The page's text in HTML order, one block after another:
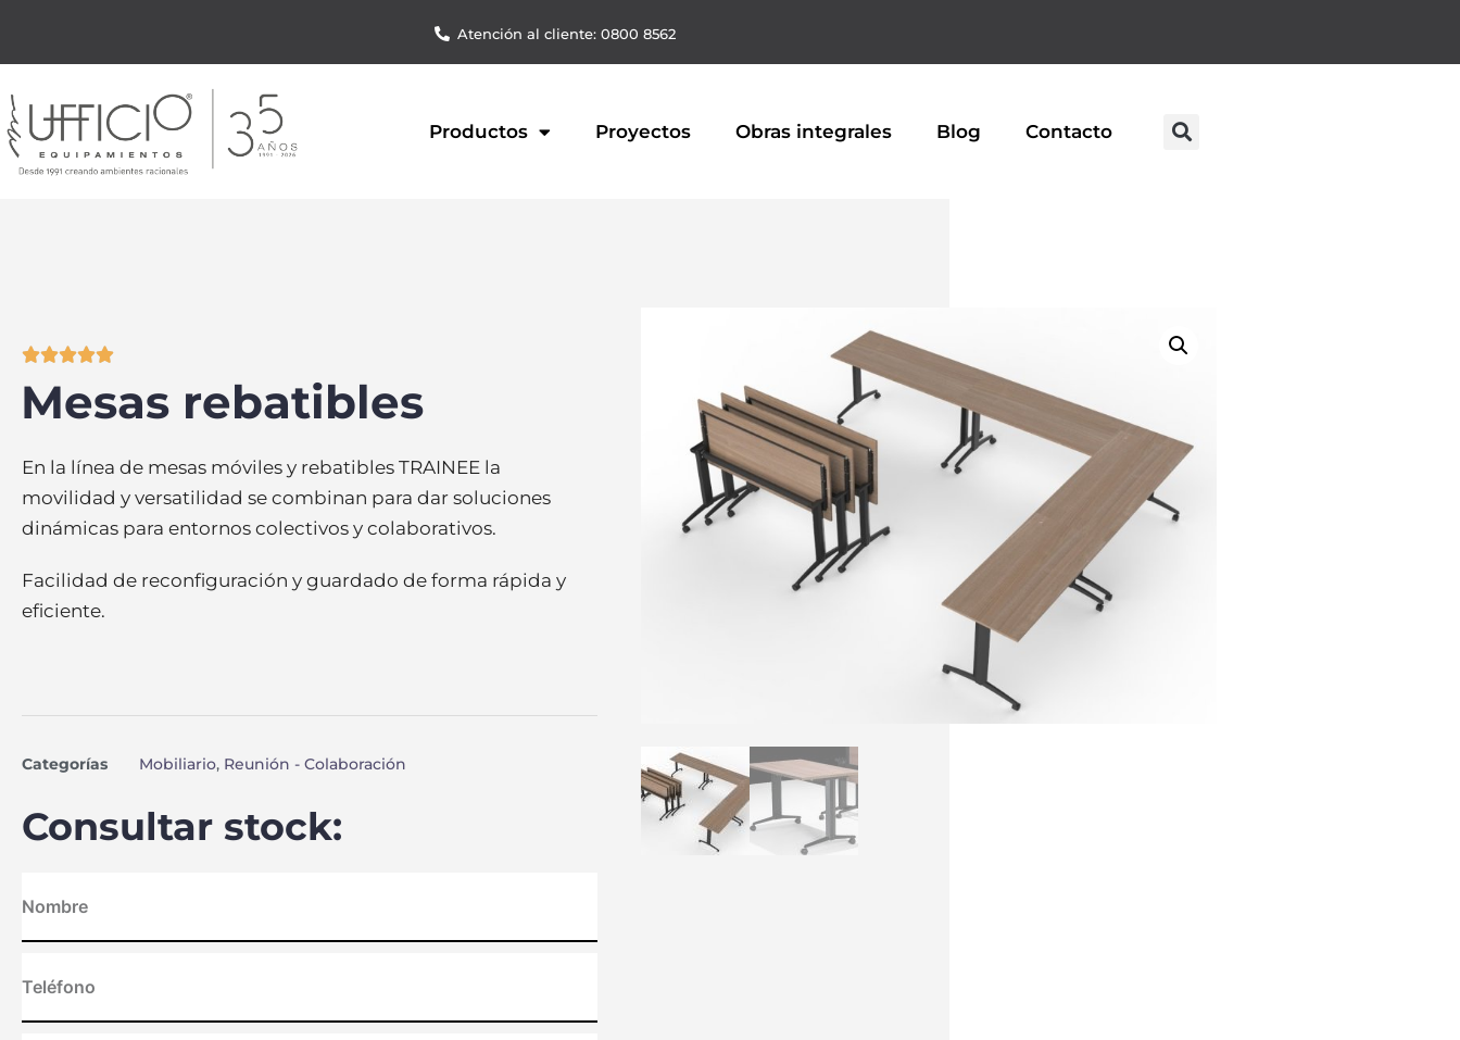
Atención al cliente: 0800 8562
Productos Proyectos Obras integrales Blog Contacto

Mesas rebatibles
En la línea de mesas móviles y rebatibles TRAINEE la
movilidad y versatilidad se combinan para dar soluciones
dinámicas para entornos colectivos y colaborativos.
Facilidad de reconfiguración y guardado de forma rápida y
eficiente.
Categorías Mobiliario, Reunión - Colaboración
Consultar stock: